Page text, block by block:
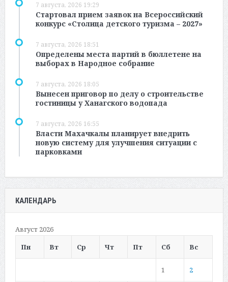
7 августа, 2026 19:29
Стартовал прием заявок на Всероссийский
конкурс «Столица детского туризма – 2027»
7 августа, 2026 18:51
Определены места партий в бюллетене на
выборах в Народное собрание
7 августа, 2026 18:05
Вынесен приговор по делу о строительстве
гостиницы у Ханагского водопада
7 августа, 2026 16:55
Власти Махачкалы планирует внедрить
новую систему для улучшения ситуации с
парковками
КАЛЕНДАРЬ
Август 2026
Пн
Вт Ср Чт Пт Сб Вс
1 2